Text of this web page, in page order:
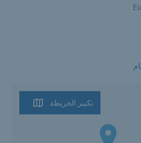
تكبير الخريطة